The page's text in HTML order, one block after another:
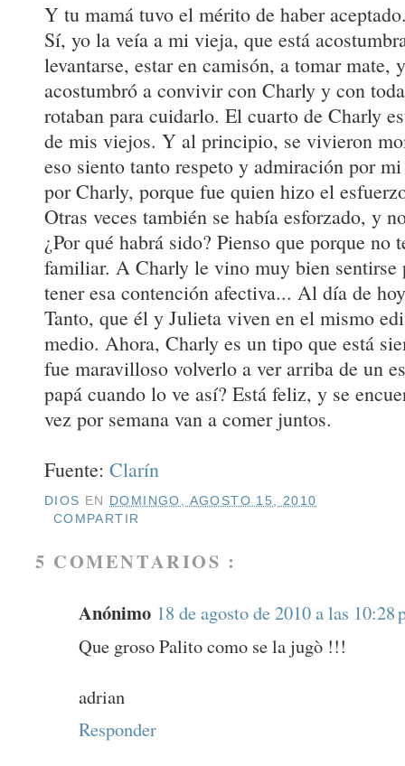
Y tu mamá tuvo el mérito de haber
Sí, yo la veía a mi vieja, que está
levantarse, estar en camisón, a tomar mate,
acostumbró a convivir con Charly y con
rotaban para cuidarlo. El cuarto de Charly
de mis viejos. Y al principio, se vivieron
eso siento tanto respeto y admiración por
por Charly, porque fue quien hizo el
Otras veces también se había esforzado, y
¿Por qué habrá sido? Pienso que porque no
familiar. A Charly le vino muy bien sentirse
tener esa contención afectiva... Al día de
Tanto, que él y Julieta viven en el mismo
medio. Ahora, Charly es un tipo que está
fue maravilloso volverlo a ver arriba de un
papá cuando lo ve así? Está feliz, y se
vez por semana van a comer juntos.
Fuente: Clarín
DIOS EN DOMINGO, AGOSTO 15, 2010
COMPARTIR
5 COMENTARIOS :
Anónimo 18 de agosto de 2010 a las 10:28
Que groso Palito como se la jugò !!!
adrian
Responder